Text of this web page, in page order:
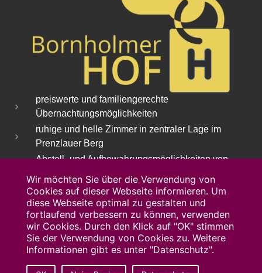
preiswerte und familiengerechte
Übernachtungsmöglichkeiten
ruhige und helle Zimmer in zentraler Lage im
Prenzlauer Berg
Abstell- und Aufbewahrungsmöglichkeiten von
individueller Service
Wir möchten Sie über die Verwendung von
Cookies auf dieser Webseite informieren. Um
diese Webseite optimal zu gestalten und
fortlaufend verbessern zu können, verwenden
wir Cookies. Durch den Klick auf "OK" stimmen
Sie der Verwendung von Cookies zu. Weitere
Informationen gibt es unter "Datenschutz".